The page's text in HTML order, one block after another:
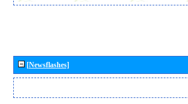
[Newsflashes]